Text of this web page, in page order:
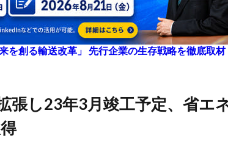
を創る輸送改革」 先行企業の生存戦略を徹底取材